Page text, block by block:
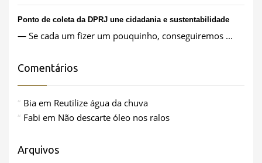
Ponto de coleta da DPRJ une cidadania e sustentabilidade
— Se cada um fizer um pouquinho, conseguiremos ...
Comentários
Bia em Reutilize água da chuva
Fabi em Não descarte óleo nos ralos
Arquivos